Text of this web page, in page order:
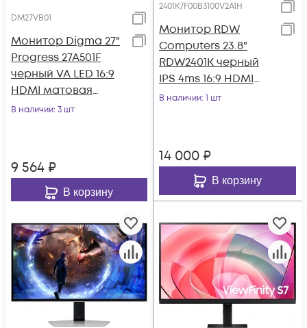
DM27VB01
Монитор Digma 27"
Progress 27A501F
черный VA LED 16:9
HDMI матовая
300cd 178гр/178гр
В наличии: 3 шт
9 564 ₽
В корзину
2401K/F00В3100V2A1H
Монитор RDW
Computers 23.8"
RDW2401K черный
IPS 4ms 16:9 HDMI
M/M матовая HAS
В наличии: 1 шт
14 000 ₽
В корзину